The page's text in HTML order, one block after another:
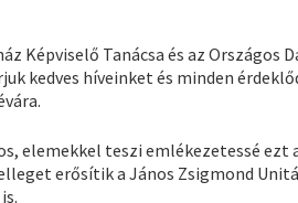
Képviselő Tanácsa és az
kedves híveinket és minden
elemekkel teszi emlékezetessé
erősítik a János Zsigmond